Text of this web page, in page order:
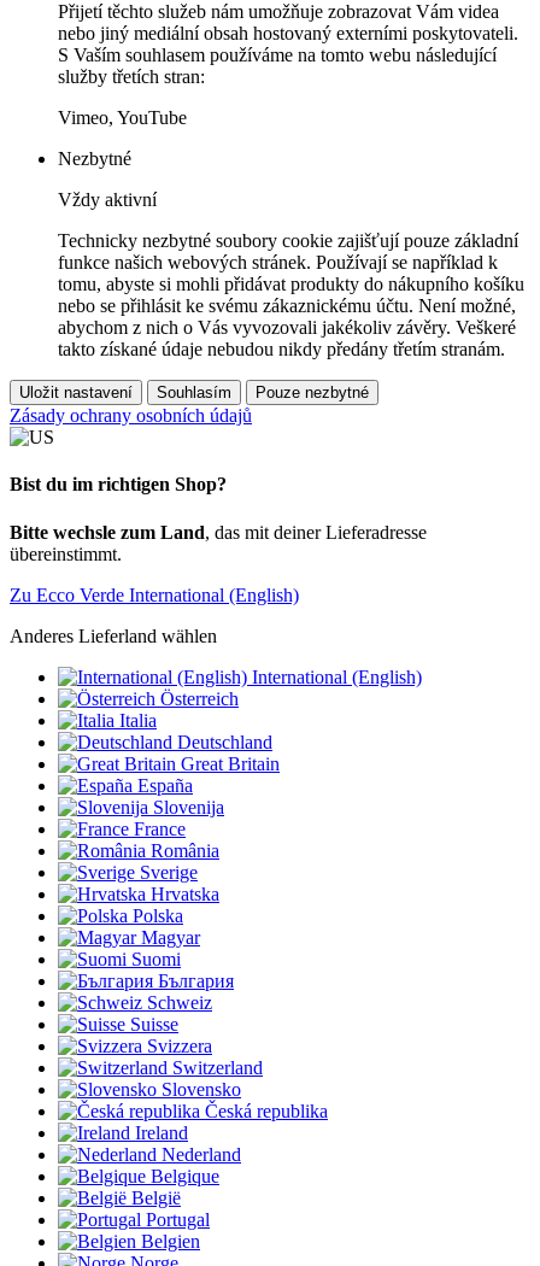
Přijetí těchto služeb nám umožňuje zobrazovat Vám videa
nebo jiný mediální obsah hostovaný externími poskytovateli.
S Vaším souhlasem používáme na tomto webu následující
služby třetích stran:
Vimeo, YouTube
Nezbytné
Vždy aktivní
Technicky nezbytné soubory cookie zajišťují pouze základní
funkce našich webových stránek. Používají se například k
tomu, abyste si mohli přidávat produkty do nákupního košíku
nebo se přihlásit ke svému zákaznickému účtu. Není možné,
abychom z nich o Vás vyvozovali jakékoliv závěry. Veškeré
takto získané údaje nebudou nikdy předány třetím stranám.
Uložit nastavení Souhlasím Pouze nezbytné
Zásady ochrany osobních údajů
Bist du im richtigen Shop?
Bitte wechsle zum Land, das mit deiner Lieferadresse
übereinstimmt.
Zu Ecco Verde International (English)
Anderes Lieferland wählen
International (English)
Österreich
Italia
Deutschland
Great Britain
España
Slovenija
France
România
Sverige
Hrvatska
Polska
Magyar
Suomi
България
Schweiz
Suisse
Svizzera
Switzerland
Slovensko
Česká republika
Ireland
Nederland
Belgique
België
Portugal
Belgien